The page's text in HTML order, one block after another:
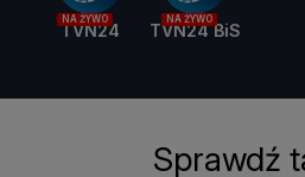
NA ŻYWO
TVN24
NA ŻYWO
TVN24 BiS
Sprawdź